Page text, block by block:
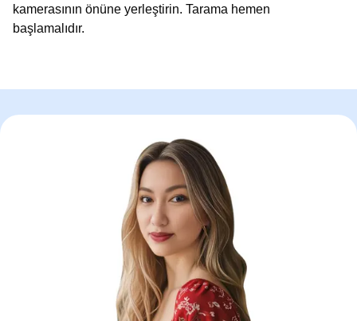
kamerasının önüne yerleştirin. Tarama hemen
başlamalıdır.